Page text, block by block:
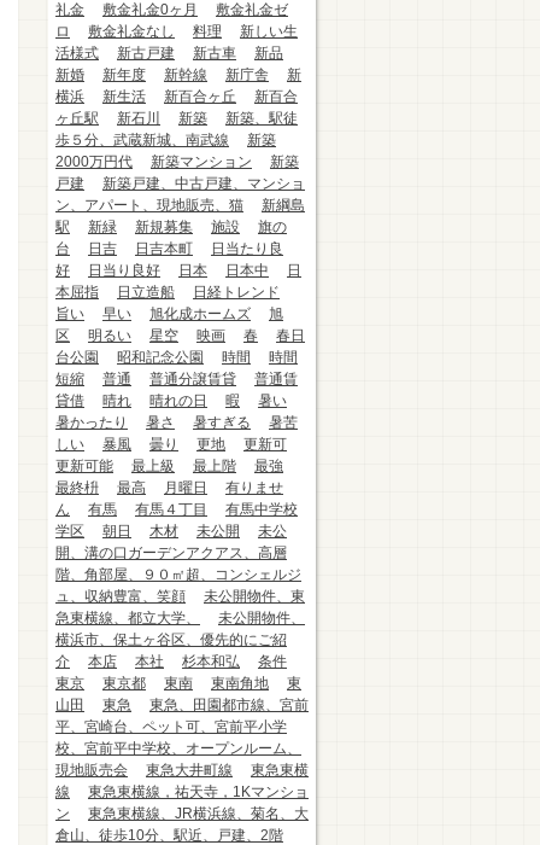
礼金
敷金礼金0ヶ月
敷金礼金ゼ
ロ
敷金礼金なし 料理
新しい生
活様式
新古戸建 新古車
新品
新婚
新年度 新幹線 新庁舎
新
横浜
新生活 新百合ヶ丘
新百合
ヶ丘駅
新石川 新築
新築、駅徒
歩５分、武蔵新城、南武線
新築
2000万円代
新築マンション
新築
戸建
新築戸建、中古戸建、マンショ
ン、アパート、現地販売、猫
新綱島
駅
新緑 新規募集 施設
旗の
台
日吉 日吉本町
日当たり良
好
日当り良好 日本 日本中
日
本屈指
日立造船
日経トレンド
旨い
早い 旭化成ホームズ
旭
区
明るい 星空 映画 春
春日
台公園
昭和記念公園 時間
時間
短縮
普通 普通分譲賃貸
普通賃
貸借
晴れ 晴れの日 暇
暑い
暑かったり
暑さ 暑すぎる
暑苦
しい
暴風 曇り 更地
更新可
更新可能
最上級 最上階
最強
最終枡
最高 月曜日
有りませ
ん
有馬 有馬４丁目
有馬中学校
学区
朝日 木材 未公開
未公
開、溝の口ガーデンアクアス、高層
階、角部屋、９０㎡超、コンシェルジ
ュ、収納豊富、笑顔
未公開物件、東
急東横線、都立大学、
未公開物件、
横浜市、保土ヶ谷区、優先的にご紹
介
本店 本社 杉本和弘
条件
東京
東京都 東南 東南角地
東
山田
東急
東急、田園都市線、宮前
平、宮崎台、ペット可、宮前平小学
校、宮前平中学校、オープンルーム、
現地販売会
東急大井町線
東急東横
線
東急東横線，祐天寺，1Kマンショ
ン
東急東横線、JR横浜線、菊名、大
倉山、徒歩10分、駅近、戸建、2階